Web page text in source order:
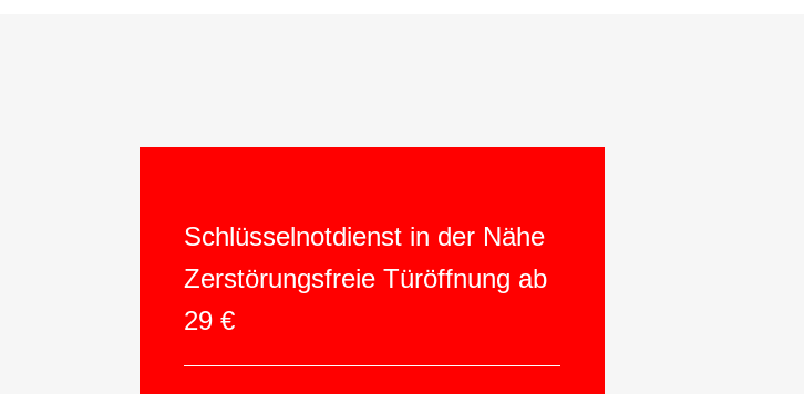
Schlüsselnotdienst in der Nähe
Zerstörungsfreie Türöffnung ab
29 €